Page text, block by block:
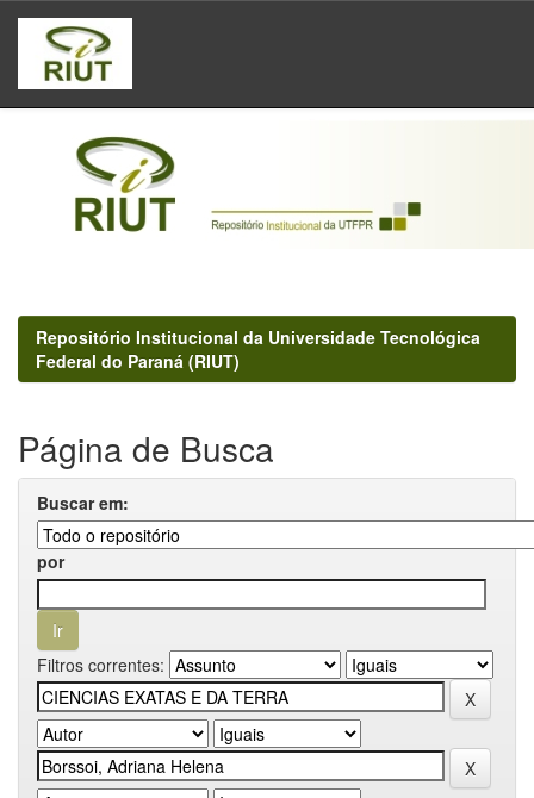
Skip
navigation
Repositório Institucional da Universidade Tecnológica
Federal do Paraná (RIUT)
Página de Busca
Buscar em:
por
Filtros correntes: